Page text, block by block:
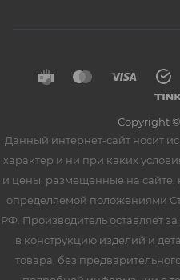
Copyright ©
Данный интернет-сайт носит
характер и ни при каких
и цены, размещенные на сайте,
определяемой положениями
РФ. Производитель оставляет
в конструкцию изделий и
товара, без